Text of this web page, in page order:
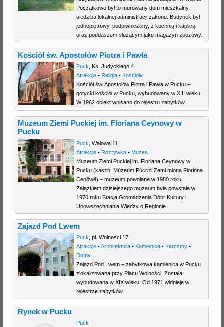
Początkowo był to murowany dom mieszkalny,
siedziba lokalnej administracji zakonu. Budynek był
jednopiętrowy, podpiwniczony, z kuchnią i kaplicą
oraz poddaszem służącym jako magazyn zbożowy.
Kościół św. Apostołów Piotra i Pawła
Puck
Ks. Judyckiego 4
Atrakcje• Religia• Kościoły
Kościół św. Apostołów Piotra i Pawła w Pucku –
gotycki kościół w Pucku, wybudowany w XIII wieku.
W 1962 obiekt wpisano do rejestru zabytków.
Muzeum Ziemi Puckiej im. Floriana Ceynowy w
Pucku
Puck Wałowa 11
Atrakcje• Rozrywka• Muzea
Muzeum Ziemi Puckiej im. Floriana Ceynowy w
Pucku (kaszb. Mùzeùm Pùcczi Zemi miona Florióna
Cenôwë) – muzeum powołane w 1980 roku.
Zalążkiem dzisiejszego muzeum była powstała w
1970 roku Stacja Gromadzenia Dóbr Kultury i
Upowszechniania Wiedzy o Regionie.
Zajazd Pod Lwem
Puck, pl. Wolności 17
Atrakcje•Architektura• Kamienice• Karczmy•
Domy
Zajazd Pod Lwem – zabytkowa kamienica w Pucku
zlokalizowana przy Placu Wolności. Została
wybudowana w XIX wieku. Od 1971 widnieje w
rejestrze zabytków.
Rynek w Pucku
Puck